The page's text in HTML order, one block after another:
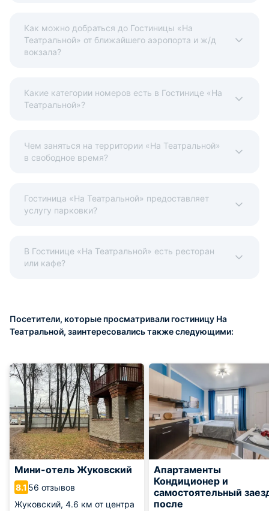
Как можно добраться до Гостиницы «На
Театральной» от ближайшего аэропорта и ж/д
вокзала?
Какие категории номеров есть в Гостинице «На
Театральной»?
Чем заняться на территории «На Театральной»
в свободное время?
Гостиница «На Театральной» предоставляет
услугу парковки?
В Гостинице «На Театральной» есть ресторан
или кафе?
Посетители, которые просматривали гостиницу На
Театральной, заинтересовались также следующими:
Мини-отель Жуковский
8.1 56 отзывов
Жуковский, 4.6 км от центра
Апартаменты
Кондиционер и
самостоятельный
после